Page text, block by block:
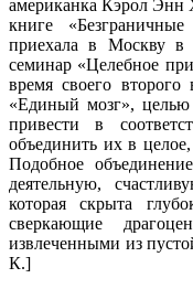
американка Кэрол Энн
книге
приехала в Москву в
семинар «Целебное
время своего
«Единый мозг», целью
привести в
объединить их в
Подобное
деятельную,
которая скрыта
сверкающие
извлеченными из
К.]